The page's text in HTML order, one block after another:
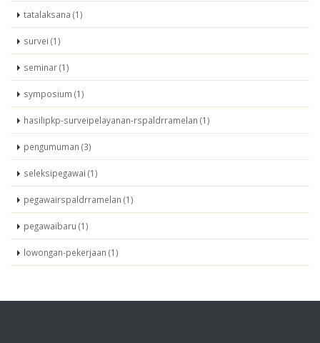
tatalaksana (1)
survei (1)
seminar (1)
symposium (1)
hasilipkp-surveipelayanan-rspaldrramelan (1)
pengumuman (3)
seleksipegawai (1)
pegawairspaldrramelan (1)
pegawaibaru (1)
lowongan-pekerjaan (1)